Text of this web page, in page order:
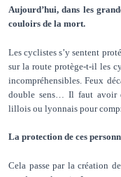
Aujourd’hui, dans les
couloirs de la mort.
Les cyclistes s’y sentent
sur la route protège-t-il les
incompréhensibles. Feux
double sens… Il faut avoir
lillois ou lyonnais pour
La protection de ces
Cela passe par la création